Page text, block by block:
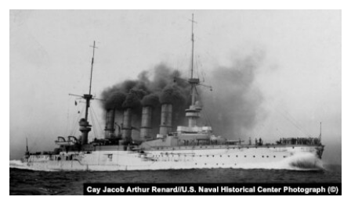
РАСПИСАНИЕ ВЕЩАНИЯ
ПОДПИШИТЕСЬ НА РАССЫЛКУ
СОЦИАЛЬНЫЕ СЕТИ